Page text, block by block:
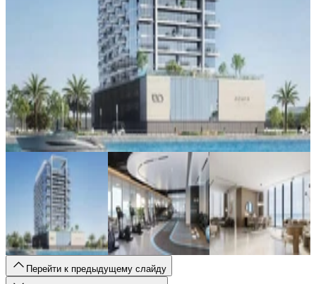
Перейти к предыдущему слайду